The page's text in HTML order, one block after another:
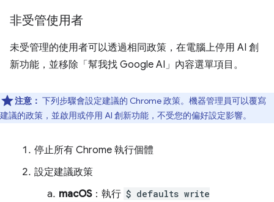
非受管使用者
未受管理的使用者可以透過相同政策，在電腦上停用 AI 創
新功能，並移除「幫我找 Google AI」內容選單項目。
注意： 下列步驟會設定建議的 Chrome 政策。機器管理員可以覆寫
建議的政策，並啟用或停用 AI 創新功能，不受您的偏好設定影響。
停止所有 Chrome 執行個體
設定建議政策
macOS：執行 $ defaults write